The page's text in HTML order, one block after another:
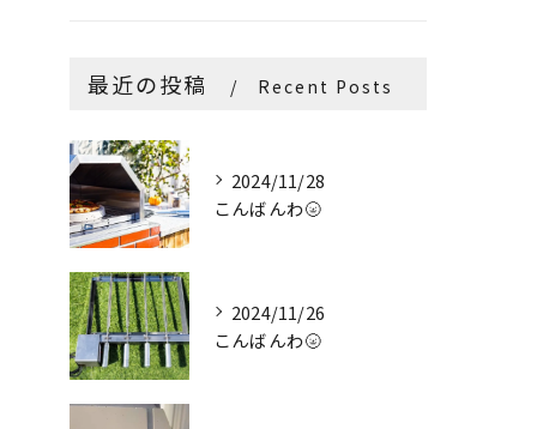
最近の投稿 Recent Posts
2024/11/28
こんばんわ🌝
2024/11/26
こんばんわ🌝